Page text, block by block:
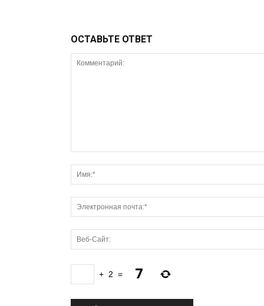
ОСТАВЬТЕ ОТВЕТ
+ 2 =